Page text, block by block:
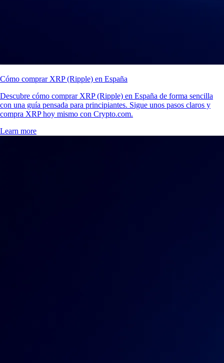
Cómo comprar XRP (Ripple) en España
Descubre cómo comprar XRP (Ripple) en España de forma sencilla
con una guía pensada para principiantes. Sigue unos pasos claros y
compra XRP hoy mismo con Crypto.com.
Learn more